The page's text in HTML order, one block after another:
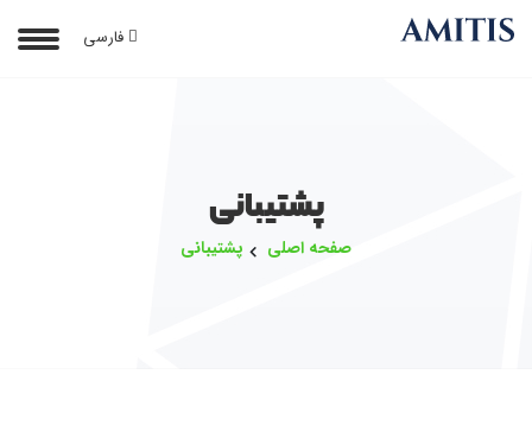
فارسی
پشتیبانی
صفحه اصلی پشتیبانی